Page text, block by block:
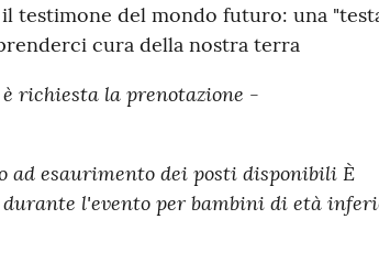
testimone del mondo futuro: una
cura della nostra terra
richiesta la prenotazione -
ad esaurimento dei posti disponibili È
l'evento per bambini di età